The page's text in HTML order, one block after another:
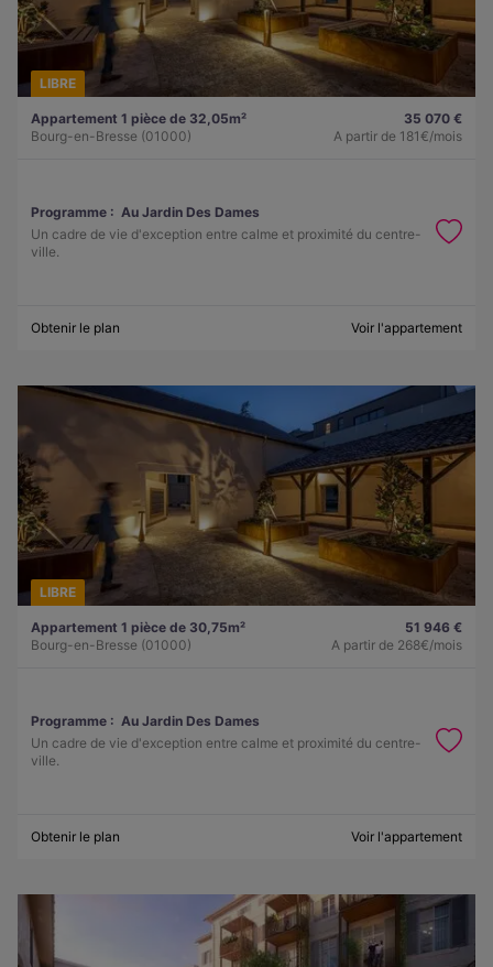
LIBRE
Appartement 1 pièce de 32,05m²
Bourg-en-Bresse (01000)
35 070 €
A partir de 181€/mois
Programme : Au Jardin Des Dames
Un cadre de vie d'exception entre calme et proximité du centre-
ville.
Obtenir le plan Voir l'appartement
LIBRE
Appartement 1 pièce de 30,75m²
Bourg-en-Bresse (01000)
51 946 €
A partir de 268€/mois
Programme : Au Jardin Des Dames
Un cadre de vie d'exception entre calme et proximité du centre-
ville.
Obtenir le plan Voir l'appartement